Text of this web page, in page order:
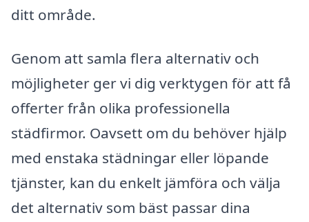
ditt område.
Genom att samla flera alternativ och
möjligheter ger vi dig verktygen för att få
offerter från olika professionella
städfirmor. Oavsett om du behöver hjälp
med enstaka städningar eller löpande
tjänster, kan du enkelt jämföra och välja
det alternativ som bäst passar dina